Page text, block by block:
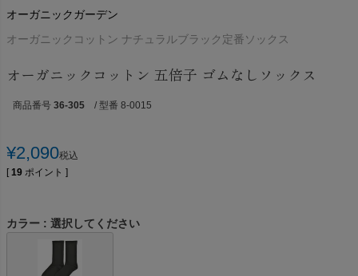
オーガニックガーデン
オーガニックコットン ナチュラルブラック定番ソックス
オーガニックコットン 五倍子 ゴムなしソックス
商品番号 36-305 / 型番 8-0015
¥2,090税込
[ 19 ポイント ]
カラー 選択してください